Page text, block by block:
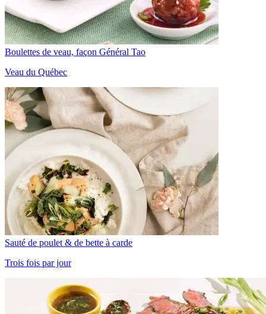
Boulettes de veau, façon Général Tao
Veau du Québec
Sauté de poulet & de bette à carde
Trois fois par jour